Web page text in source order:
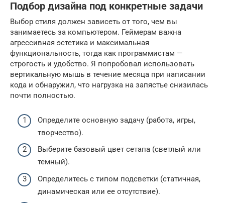
Подбор дизайна под конкретные задачи
Выбор стиля должен зависеть от того, чем вы
занимаетесь за компьютером. Геймерам важна
агрессивная эстетика и максимальная
функциональность, тогда как программистам —
строгость и удобство. Я попробовал использовать
вертикальную мышь в течение месяца при написании
кода и обнаружил, что нагрузка на запястье снизилась
почти полностью.
Определите основную задачу (работа, игры,
творчество).
Выберите базовый цвет сетапа (светлый или
темный).
Определитесь с типом подсветки (статичная,
динамическая или ее отсутствие).